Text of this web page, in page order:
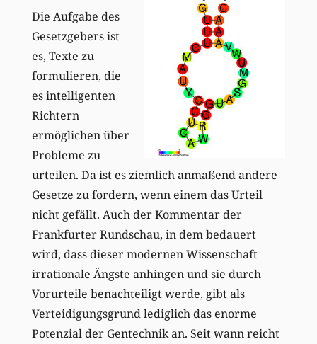
Die Aufgabe des
Gesetzgebers ist
es, Texte zu
formulieren, die
es intelligenten
Richtern
ermöglichen über
Probleme zu
urteilen. Da ist es ziemlich anmaßend andere
Gesetze zu fordern, wenn einem das Urteil
nicht gefällt. Auch der Kommentar der
Frankfurter Rundschau, in dem bedauert
wird, dass dieser modernen Wissenschaft
irrationale Ängste anhingen und sie durch
Vorurteile benachteiligt werde, gibt als
Verteidigungsgrund lediglich das enorme
Potenzial der Gentechnik an. Seit wann reicht